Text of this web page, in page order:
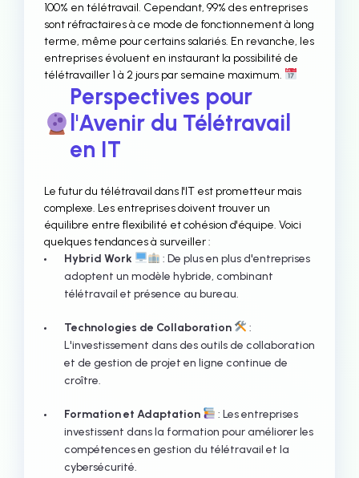
100% en télétravail. Cependant, 99% des entreprises
sont réfractaires à ce mode de fonctionnement à long
terme, même pour certains salariés. En revanche, les
entreprises évoluent en instaurant la possibilité de
télétravailler 1 à 2 jours par semaine maximum.
Perspectives pour
l'Avenir du Télétravail
en IT
Le futur du télétravail dans l'IT est prometteur mais
complexe. Les entreprises doivent trouver un
équilibre entre flexibilité et cohésion d'équipe. Voici
quelques tendances à surveiller :
Hybrid Work
: De plus en plus d'entreprises
adoptent un modèle hybride, combinant
télétravail et présence au bureau.
Technologies de Collaboration
:
L'investissement dans des outils de collaboration
et de gestion de projet en ligne continue de
croître.
Formation et Adaptation
: Les entreprises
investissent dans la formation pour améliorer les
compétences en gestion du télétravail et la
cybersécurité.